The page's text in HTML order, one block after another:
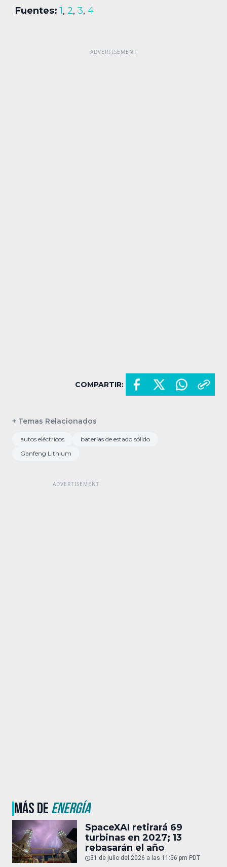
Fuentes: 1, 2, 3, 4
COMPARTIR:
+ Temas Relacionados
autos eléctricos
baterías de estado sólido
Ganfeng Lithium
MÁS DEENERGÍA
SpaceXAI retirará 69
turbinas en 2027; 13
rebasarán el año
31 de julio del 2026 a las 11:56 pm PDT